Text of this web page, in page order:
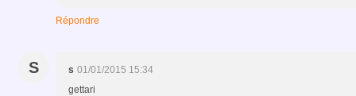
Répondre
S s 01/01/2015 15:34
gettari